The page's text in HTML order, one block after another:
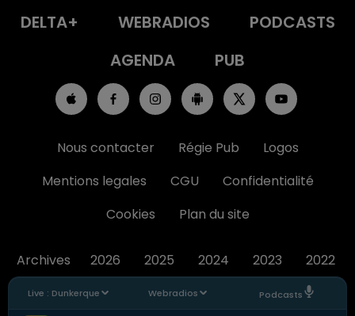
Live : Dunkerque Webradios Podcasts
DELTA+
WEBRADIOS
PODCASTS
AGENDA
PUB
Nous contacter Régie Pub
Logos
Mentions legales
CGU
Confidentialité
Cookies
Plan du site
Archives 2026 2025 2024 2023 2022